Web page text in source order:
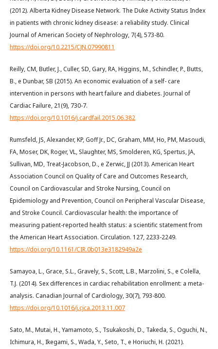
(2012). Alberta Kidney Disease Network. The Duke Activity Status Index
in patients with chronic kidney disease: a reliability study. Clinical
Journal of American Society of Nephrology, 7(4), 573-80.
https://doi.org/10.2215/CJN.07990811
Reilly, CM, Butler, J., Culler, SD, Gary, RA, Higgins, M., Schindler, P., Butts,
B., e Dunbar, SB (2015). An economic evaluation of a self- care
intervention in persons with heart failure and diabetes. Journal of
Cardiac Failure, 21(9), 730-7.
https://doi.org/10.1016/j.cardfail.2015.06.382
Rumsfeld, JS, Alexander, KP, Goff Jr., DC, Graham, MM, Ho, PM, Masoudi,
FA, Moser, DK, Roger, VL, Slaughter, MS, Smolderen, KG, Spertus, JA,
Sullivan, MD, Treat-Jacobson, D., e Zerwic, JJ (2013). American Heart
Association Council on Quality of Care and Outcomes Research,
Council on Cardiovascular and Stroke Nursing, Council on
Epidemiology and Prevention, Council on Peripheral Vascular Disease,
and Stroke Council. Cardiovascular health: the importance of
measuring patient-reported health status: a scientific statement from
the American Heart Association. Circulation. 127, 2233-2249.
https://doi.org/10.1161/CIR.0b013e3182949a2e
Samayoa, L., Grace, S.L., Gravely, S., Scott, L.B., Marzolini, S., e Colella,
T.J. (2014). Sex differences in cardiac rehabilitation enrollment: a meta-
analysis. Canadian Journal of Cardiology, 30(7), 793-800.
https://doi.org/10.1016/j.cjca.2013.11.007
Sato, M., Mutai, H., Yamamoto, S., Tsukakoshi, D., Takeda, S., Oguchi, N.,
Ichimura, H., Ikegami, S., Wada, Y., Seto, T., e Horiuchi, H. (2021).